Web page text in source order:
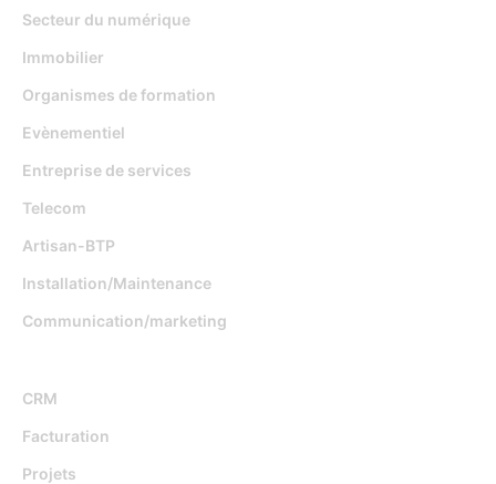
Secteur du numérique
Immobilier
Organismes de formation
Evènementiel
Entreprise de services
Telecom
Artisan-BTP
Installation/Maintenance
Communication/marketing
CRM
Facturation
Projets